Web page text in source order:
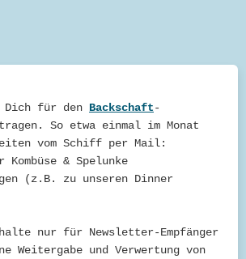
Dich für den Backschaft-
So etwa einmal im Monat
vom Schiff per Mail:
Kombüse & Spelunke
(z.B. zu unseren Dinner
nur für Newsletter-Empfänger
Weitergabe und Verwertung von